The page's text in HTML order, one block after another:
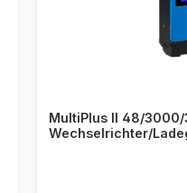
MultiPlus II 48/3000/
Wechselrichter/